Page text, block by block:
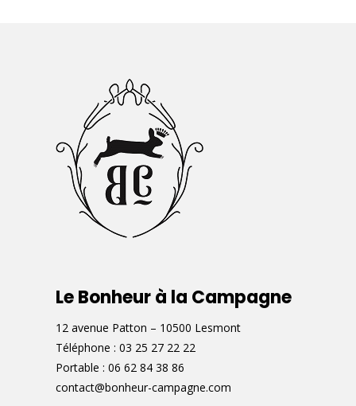
Le Bonheur à la Campagne
12 avenue Patton – 10500 Lesmont
Téléphone : 03 25 27 22 22
Portable : 06 62 84 38 86
contact@bonheur-campagne.com